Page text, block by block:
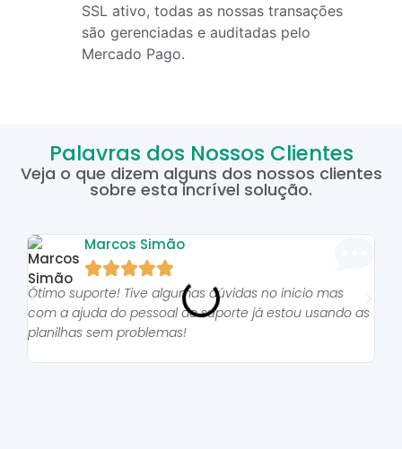
SSL ativo, todas as nossas transações
são gerenciadas e auditadas pelo
Mercado Pago.
Palavras dos Nossos Clientes
Veja o que dizem alguns dos nossos clientes
sobre esta incrível solução.
Marcos Simão

Ótimo suporte! Tive algumas dúvidas no inicio mas
com a ajuda do pessoal do suporte já estou usando as
planilhas sem problemas!